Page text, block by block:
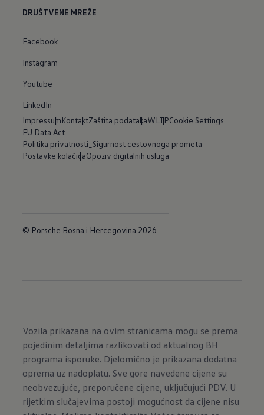
DRUŠTVENE MREŽE
Facebook
Instagram
Youtube
LinkedIn
ImpressumKontaktZaštita podatakaWLTPCookie Settings
EU Data Act
Politika privatnosti_Sigurnost cestovnoga prometa
Postavke kolačićaOpoziv digitalnih usluga
© Porsche Bosna i Hercegovina 2026
Vozila prikazana na ovim stranicama mogu se prema
pojedinim detaljima razlikovati od aktualnog BH
programa isporuke. Djelomično je prikazana dodatna
oprema uz nadoplatu. Sve gore navedene cijene su
neobvezujuće, preporučene cijene, uključujući PDV. U
rijetkim slučajevima postoji mogućnost da cijene nisu